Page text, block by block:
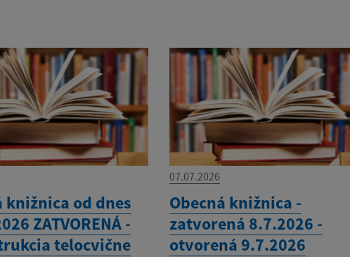
knižnica od dnes
ZATVORENÁ -
telocvične
07.07.2026
Obecná knižnica -
zatvorená 8.7.2026 -
otvorená 9.7.2026